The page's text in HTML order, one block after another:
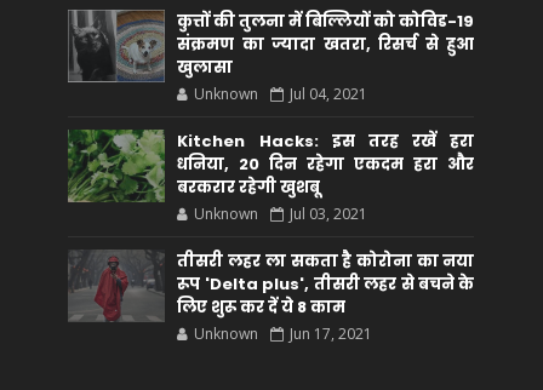
कुत्तों की तुलना में बिल्लियों को कोविड-19
संक्रमण का ज्यादा खतरा, रिसर्च से हुआ
खुलासा
Unknown Jul 04, 2021
Kitchen Hacks: इस तरह रखें हरा
धनिया, 20 दिन रहेगा एकदम हरा और
बरकरार रहेगी खुशबू
Unknown Jul 03, 2021
तीसरी लहर ला सकता है कोरोना का नया
रूप 'Delta plus', तीसरी लहर से बचने के
लिए शुरू कर दें ये 8 काम
Unknown Jun 17, 2021